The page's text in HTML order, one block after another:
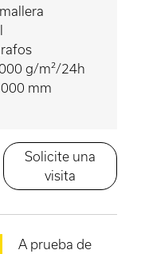
g/m²/24h
mm
Solicite una
visita
A prueba de